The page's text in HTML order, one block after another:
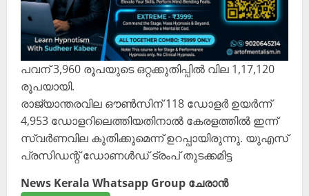
പവന് 3,960 രൂപയുടെ ഒറ്റക്കുതിപ്പിൽ വില 1,17,120
രൂപയായി.
രാജ്യാന്തരവില ഔൺസിന് 118 ഡോളർ ഉയർന്ന്
4,953 ഡോളറിലെത്തിയതിനാൽ കേരളത്തിൽ ഇന്ന്
സ്വർണവില കുതിക്കുമെന്ന് ഉറപ്പായിരുന്നു. യുഎസ്
പ്രസിഡന്റ് ഡോണൾഡ് ട്രംപ് തുടക്കമിട്ട
News Kerala Whatsapp Group ചേരാൻ